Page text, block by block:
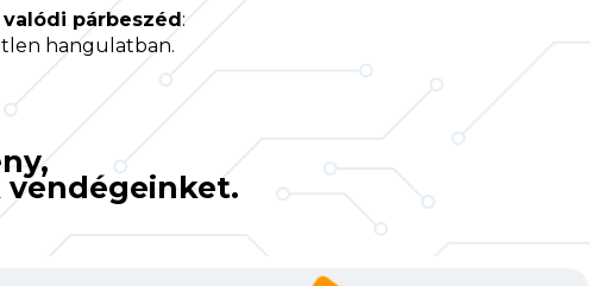
valódi párbeszéd:
hangulatban.